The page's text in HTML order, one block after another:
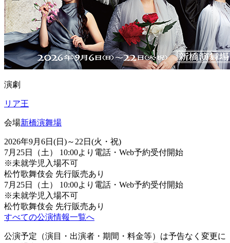
演劇
リア王
会場新橋演舞場
2026年9月6日(日)～22日(火・祝)
7月25日（土） 10:00より電話・Web予約受付開始
※未就学児入場不可
松竹歌舞伎会 先行販売あり
7月25日（土） 10:00より電話・Web予約受付開始
※未就学児入場不可
松竹歌舞伎会 先行販売あり
すべての公演情報一覧へ
公演予定（演目・出演者・期間・料金等）は予告なく変更に